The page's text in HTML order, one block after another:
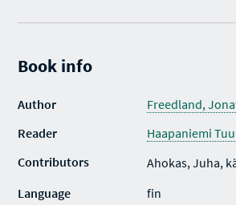
Book info
Author
Freedland,
Reader
Haapaniemi
Contributors
Ahokas, Juha,
Language
fin